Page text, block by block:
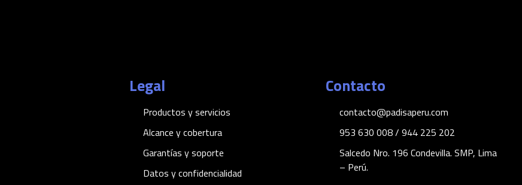
Legal
Productos y servicios
Alcance y cobertura
Garantías y soporte
Datos y confidencialidad
Contacto
contacto@padisaperu.com
953 630 008 / 944 225 202
Salcedo Nro. 196 Condevilla. SMP, Lima
– Perú.